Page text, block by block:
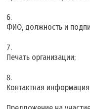
ФИО, должность и
Печать организации;
Контактная